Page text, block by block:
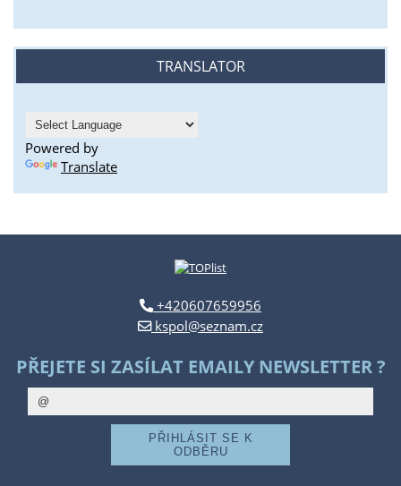
TRANSLATOR
Powered by
Translate
+420607659956
kspol@seznam.cz
PŘEJETE SI ZASÍLAT EMAILY NEWSLETTER ?